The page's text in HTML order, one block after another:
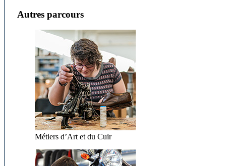
Autres parcours
Métiers d’Art et du Cuir